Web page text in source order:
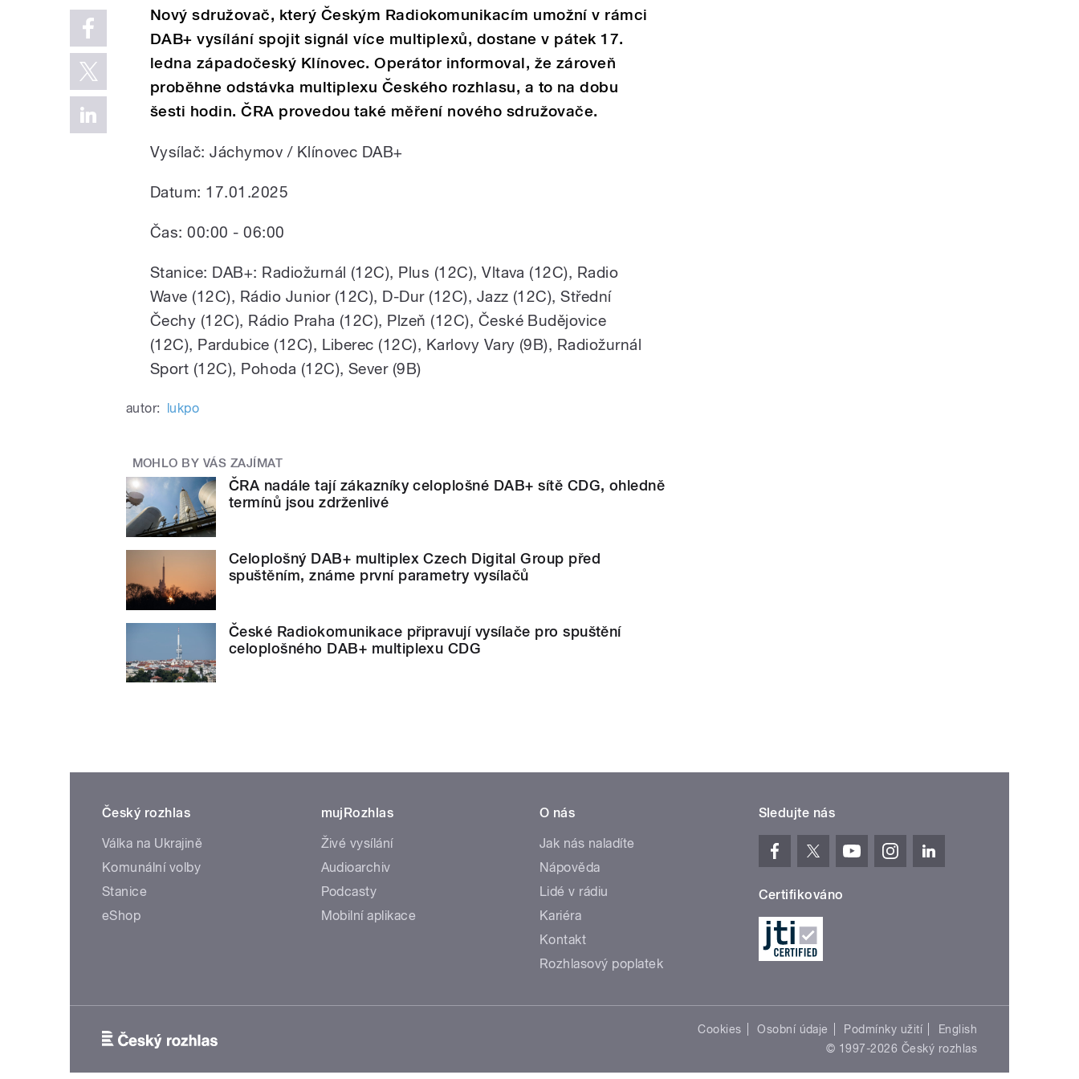
Nový sdružovač, který Českým Radiokomunikacím umožní v rámci
DAB+ vysílání spojit signál více multiplexů, dostane v pátek 17.
ledna západočeský Klínovec. Operátor informoval, že zároveň
proběhne odstávka multiplexu Českého rozhlasu, a to na dobu
šesti hodin. ČRA provedou také měření nového sdružovače.
Vysílač: Jáchymov / Klínovec DAB+
Datum: 17.01.2025
Čas: 00:00 - 06:00
Stanice: DAB+: Radiožurnál (12C), Plus (12C), Vltava (12C), Radio
Wave (12C), Rádio Junior (12C), D-Dur (12C), Jazz (12C), Střední
Čechy (12C), Rádio Praha (12C), Plzeň (12C), České Budějovice
(12C), Pardubice (12C), Liberec (12C), Karlovy Vary (9B), Radiožurnál
Sport (12C), Pohoda (12C), Sever (9B)
autor: lukpo
MOHLO BY VÁS ZAJÍMAT
ČRA nadále tají zákazníky celoplošné DAB+ sítě CDG, ohledně
termínů jsou zdrženlivé
Celoplošný DAB+ multiplex Czech Digital Group před
spuštěním, známe první parametry vysílačů
České Radiokomunikace připravují vysílače pro spuštění
celoplošného DAB+ multiplexu CDG
Český rozhlas
Válka na Ukrajině
Komunální volby
Stanice
eShop
mujRozhlas
Živé vysílání
Audioarchiv
Podcasty
Mobilní aplikace
O nás
Jak nás naladíte
Nápověda
Lidé v rádiu
Kariéra
Kontakt
Rozhlasový poplatek
Sledujte nás
Certifikováno
Cookies Osobní údaje Podmínky užití
English
© 1997-2026 Český rozhlas